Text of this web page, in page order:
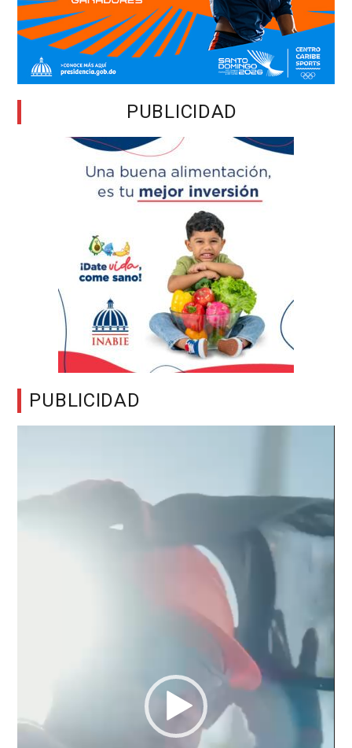
PUBLICIDAD
PUBLICIDAD